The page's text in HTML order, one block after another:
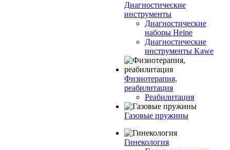
Диагностические
инструменты
Диагностические
наборы Heine
Диагностические
инструменты Kawe
Физиотерапия,
реабилитация
Реабилитация
Газовые пружины
Гинекология